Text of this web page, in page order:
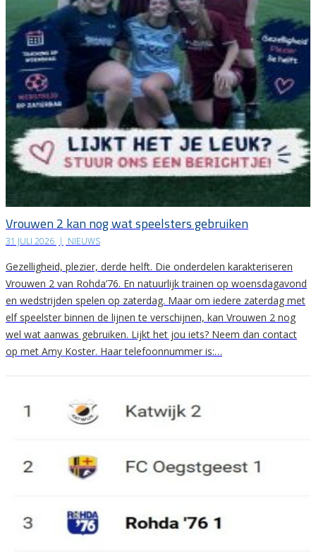
Vrouwen 2 kan nog wat speelsters gebruiken
31 JULI 2026 | NIEUWS
Gezelligheid, plezier, derde helft. Die onderdelen karakteriseren
Vrouwen 2 van Rohda’76. En natuurlijk trainen op woensdagavond
en wedstrijden spelen op zaterdag. Maar om iedere zaterdag met
elf speelster binnen de lijnen te verschijnen, kan Vrouwen 2 nog
wel wat aanwas gebruiken. Lijkt het jou iets? Neem dan contact
op met Amy Koster. Haar telefoonnummer is:…